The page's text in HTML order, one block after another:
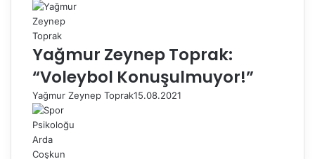
Yağmur Zeynep Toprak:
“Voleybol Konuşulmuyor!”
Yağmur Zeynep Toprak15.08.2021